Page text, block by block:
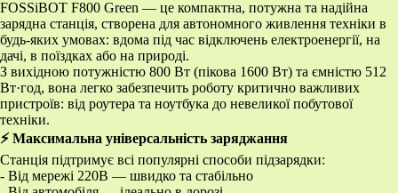
FOSSiBOT F800 Green — це компактна, потужна та надійна
зарядна станція, створена для автономного живлення техніки в
будь-яких умовах: вдома під час відключень електроенергії, на
дачі, в поїздках або на природі.
З вихідною потужністю 800 Вт (пікова 1600 Вт) та ємністю 512
Вт·год, вона легко забезпечить роботу критично важливих
пристроїв: від роутера та ноутбука до невеликої побутової
техніки.
⚡ Максимальна універсальність заряджання
Станція підтримує всі популярні способи підзарядки:
- Від мережі 220В — швидко та стабільно